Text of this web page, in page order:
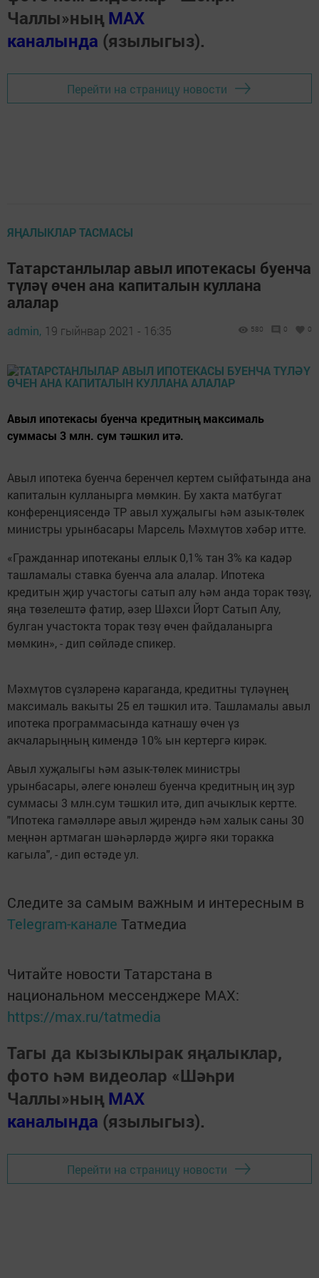
Чаллы»ның MAX
каналында (язылыгыз).
Перейти на страницу новости
ЯҢАЛЫКЛАР ТАСМАСЫ
Татарстанлылар авыл ипотекасы буенча
түләү өчен ана капиталын куллана
алалар
admin, 19 гыйнвар 2021 - 16:35 580 0 0
Авыл ипотекасы буенча кредитның максималь
суммасы 3 млн. сум тәшкил итә.
Авыл ипотека буенча беренчел кертем сыйфатында ана
капиталын кулланырга мөмкин. Бу хакта матбугат
конференциясендә ТР авыл хуҗалыгы һәм азык-төлек
министры урынбасары Марсель Мәхмүтов хәбәр итте.
«Гражданнар ипотеканы еллык 0,1% тан 3% ка кадәр
ташламалы ставка буенча ала алалар. Ипотека
кредитын җир участогы сатып алу һәм анда торак төзү,
яңа төзелештә фатир, әзер Шәхси Йорт Сатып Алу,
булган участокта торак төзү өчен файдаланырга
мөмкин», - дип сөйләде спикер.
Мәхмүтов сүзләренә караганда, кредитны түләүнең
максималь вакыты 25 ел тәшкил итә. Ташламалы авыл
ипотека программасында катнашу өчен үз
акчаларыңның кимендә 10% ын кертергә кирәк.
Авыл хуҗалыгы һәм азык-төлек министры
урынбасары, әлеге юнәлеш буенча кредитның иң зур
суммасы 3 млн.сум тәшкил итә, дип ачыклык кертте.
"Ипотека гамәлләре авыл җирендә һәм халык саны 30
меңнән артмаган шәһәрләрдә җиргә яки торакка
кагыла", - дип өстәде ул.
Следите за самым важным и интересным в
Telegram-канале Татмедиа
Читайте новости Татарстана в
национальном мессенджере MАХ:
https://max.ru/tatmedia
Тагы да кызыклырак яңалыклар,
фото һәм видеолар «Шәһри
Чаллы»ның MAX
каналында (язылыгыз).
Перейти на страницу новости